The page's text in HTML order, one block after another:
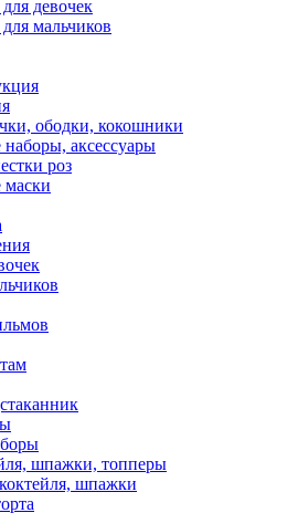
девочек
мальчиков
ободки, кокошники
аксессуары
роз
маски
шпажки, топперы
шпажки